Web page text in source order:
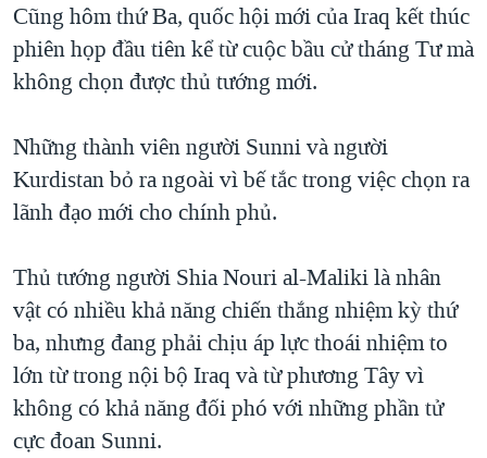
Cũng hôm thứ Ba, quốc hội mới của Iraq kết thúc
phiên họp đầu tiên kể từ cuộc bầu cử tháng Tư mà
không chọn được thủ tướng mới.
Những thành viên người Sunni và người
Kurdistan bỏ ra ngoài vì bế tắc trong việc chọn ra
lãnh đạo mới cho chính phủ.
Thủ tướng người Shia Nouri al-Maliki là nhân
vật có nhiều khả năng chiến thắng nhiệm kỳ thứ
ba, nhưng đang phải chịu áp lực thoái nhiệm to
lớn từ trong nội bộ Iraq và từ phương Tây vì
không có khả năng đối phó với những phần tử
cực đoan Sunni.